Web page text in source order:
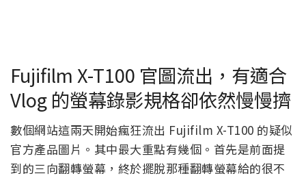
Fujifilm X-T100 官圖流出，有適合
Vlog 的螢幕錄影規格卻依然慢慢擠
數個網站這兩天開始瘋狂流出 Fujifilm X-T100 的疑似
官方產品圖片。其中最大重點有幾個。首先是前面提
到的三向翻轉螢幕，終於擺脫那種翻轉螢幕給的很不